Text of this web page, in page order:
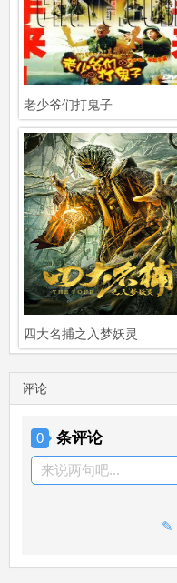
老少爷们打鬼子
四大名捕之入梦妖灵
评论
0 条评论
来说两句吧...